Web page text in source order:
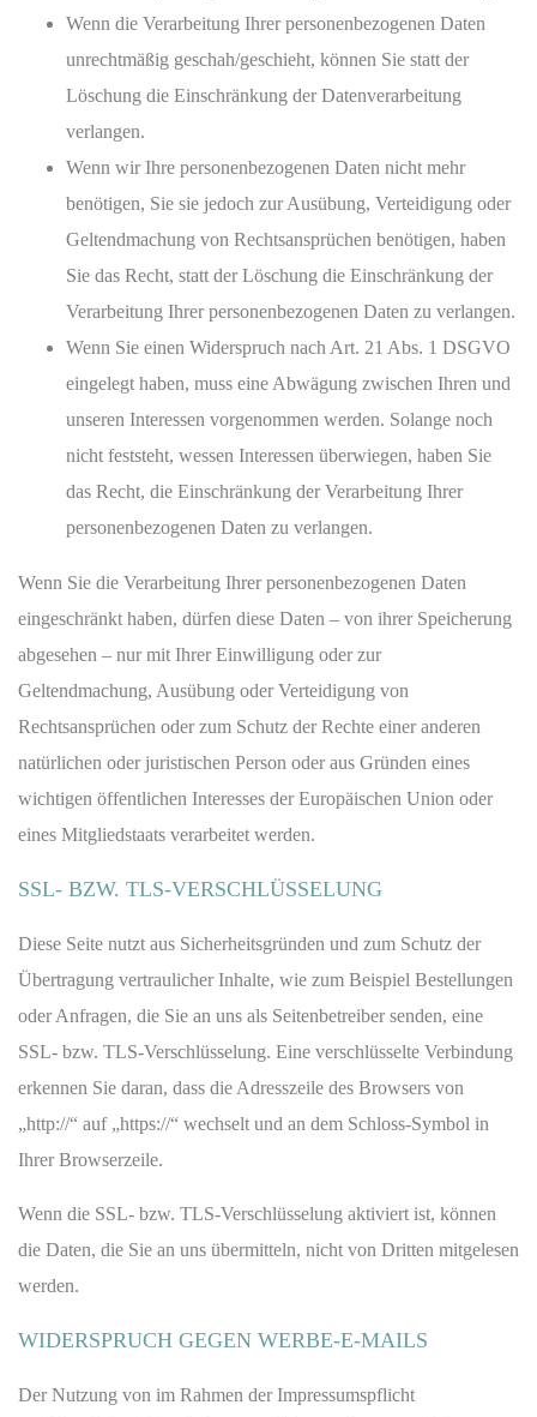
Wenn die Verarbeitung Ihrer personenbezogenen Daten
unrechtmäßig geschah/geschieht, können Sie statt der
Löschung die Einschränkung der Datenverarbeitung
verlangen.
Wenn wir Ihre personenbezogenen Daten nicht mehr
benötigen, Sie sie jedoch zur Ausübung, Verteidigung oder
Geltendmachung von Rechtsansprüchen benötigen, haben
Sie das Recht, statt der Löschung die Einschränkung der
Verarbeitung Ihrer personenbezogenen Daten zu verlangen.
Wenn Sie einen Widerspruch nach Art. 21 Abs. 1 DSGVO
eingelegt haben, muss eine Abwägung zwischen Ihren und
unseren Interessen vorgenommen werden. Solange noch
nicht feststeht, wessen Interessen überwiegen, haben Sie
das Recht, die Einschränkung der Verarbeitung Ihrer
personenbezogenen Daten zu verlangen.
Wenn Sie die Verarbeitung Ihrer personenbezogenen Daten
eingeschränkt haben, dürfen diese Daten – von ihrer Speicherung
abgesehen – nur mit Ihrer Einwilligung oder zur
Geltendmachung, Ausübung oder Verteidigung von
Rechtsansprüchen oder zum Schutz der Rechte einer anderen
natürlichen oder juristischen Person oder aus Gründen eines
wichtigen öffentlichen Interesses der Europäischen Union oder
eines Mitgliedstaats verarbeitet werden.
SSL- BZW. TLS-VERSCHLÜSSELUNG
Diese Seite nutzt aus Sicherheitsgründen und zum Schutz der
Übertragung vertraulicher Inhalte, wie zum Beispiel Bestellungen
oder Anfragen, die Sie an uns als Seitenbetreiber senden, eine
SSL- bzw. TLS-Verschlüsselung. Eine verschlüsselte Verbindung
erkennen Sie daran, dass die Adresszeile des Browsers von
„http://“ auf „https://“ wechselt und an dem Schloss-Symbol in
Ihrer Browserzeile.
Wenn die SSL- bzw. TLS-Verschlüsselung aktiviert ist, können
die Daten, die Sie an uns übermitteln, nicht von Dritten mitgelesen
werden.
WIDERSPRUCH GEGEN WERBE-E-MAILS
Der Nutzung von im Rahmen der Impressumspflicht